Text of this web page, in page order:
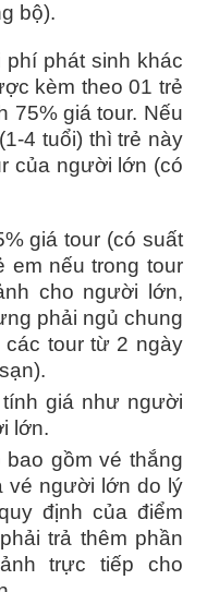
bộ).
phát sinh khác
kèm theo 01 trẻ
75% giá tour. Nếu
4 tuổi) thì trẻ này
của người lớn (có
giá tour (có suất
em nếu trong tour
cho người lớn,
phải ngủ chung
tour từ 2 ngày
giá như người
lớn.
gồm vé thắng
vé người lớn do lý
định của điểm
trả thêm phần
trực tiếp cho